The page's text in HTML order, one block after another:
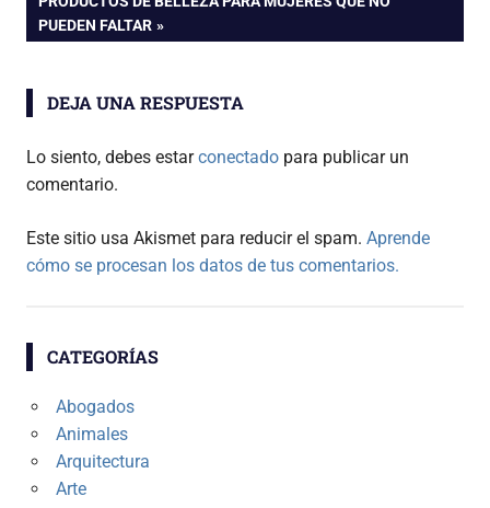
entradas
SIGUIENTE:
PUEDEN FALTAR
DEJA UNA RESPUESTA
Lo siento, debes estarconectado para publicar un
comentario.
Este sitio usa Akismet para reducir el spam. Aprende
cómo se procesan los datos de tus comentarios.
CATEGORÍAS
Abogados
Animales
Arquitectura
Arte